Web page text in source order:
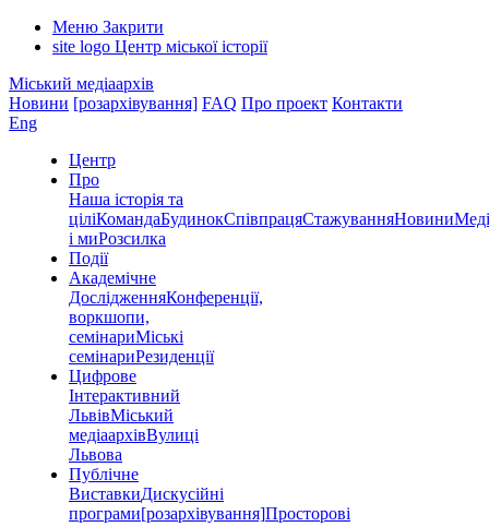
Меню Закрити
site logo Центр міської історії
Міський медіаархів
Новини [розархівування] FAQ Про проект Контакти
Eng
Центр
Про
Наша історія та
ціліКомандаБудинокСпівпрацяСтажуванняНовини
і миРозсилка
Події
Академічне
ДослідженняКонференції,
воркшопи,
семінариМіські
семінариРезиденції
Цифрове
Інтерактивний
ЛьвівМіський
медіаархівВулиці
Львова
Публічне
ВиставкиДискусійні
програми[розархівування]Просторові